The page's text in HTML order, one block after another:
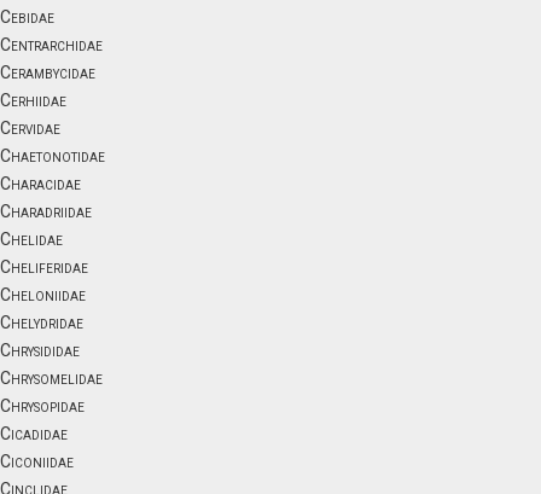
Cebidae
Centrarchidae
Cerambycidae
Cerhiidae
Cervidae
Chaetonotidae
Characidae
Charadriidae
Chelidae
Cheliferidae
Cheloniidae
Chelydridae
Chrysididae
Chrysomelidae
Chrysopidae
Cicadidae
Ciconiidae
Cinclidae